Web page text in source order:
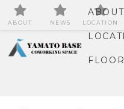
ABOUT
FLOOR
ABOUT NEWS LOCATION